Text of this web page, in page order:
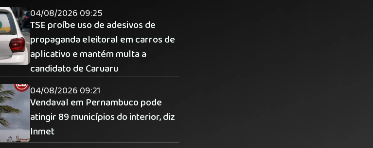
04/08/2026 09:25
TSE proíbe uso de adesivos de
propaganda eleitoral em carros de
aplicativo e mantém multa a
candidato de Caruaru
04/08/2026 09:21
Vendaval em Pernambuco pode
atingir 89 municípios do interior, diz
Inmet